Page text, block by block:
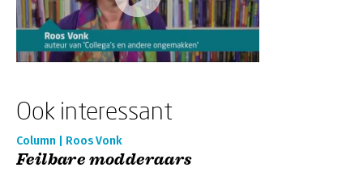
Ook interessant
Column | Roos Vonk
Feilbare modderaars